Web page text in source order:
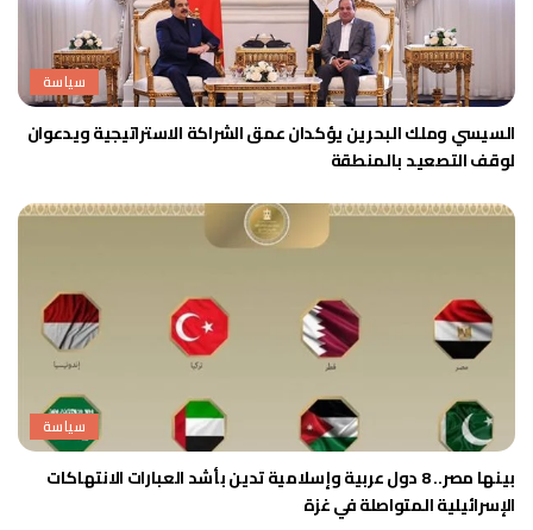
سياسة
السيسي وملك البحرين يؤكدان عمق الشراكة الاستراتيجية ويدعوان
لوقف التصعيد بالمنطقة
سياسة
بينها مصر.. 8 دول عربية وإسلامية تدين بأشد العبارات الانتهاكات
الإسرائيلية المتواصلة في غزة